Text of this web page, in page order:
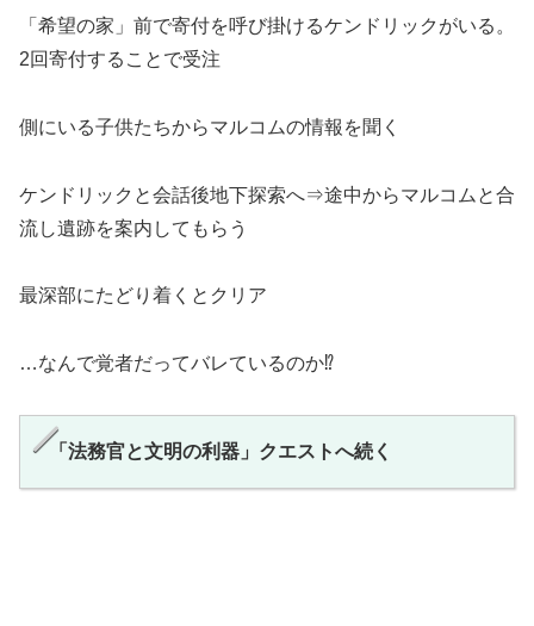
「希望の家」前で寄付を呼び掛けるケンドリックがいる。
2回寄付することで受注
側にいる子供たちからマルコムの情報を聞く
ケンドリックと会話後地下探索へ⇒途中からマルコムと合
流し遺跡を案内してもらう
最深部にたどり着くとクリア
…なんで覚者だってバレているのか⁉
「法務官と文明の利器」クエストへ続く